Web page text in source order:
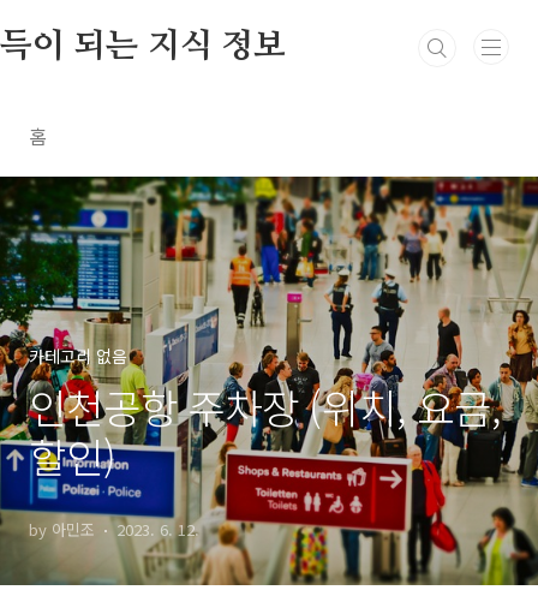
득이 되는 지식 정보
홈
카테고리 없음
인천공항 주차장 (위치, 요금,
할인)
by 아민조 2023. 6. 12.